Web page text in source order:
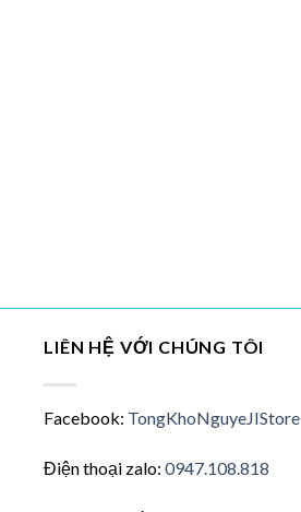
LIÊN HỆ VỚI CHÚNG TÔI
Facebook: TongKhoNguyeJIStore
Điện thoại zalo:0947.108.818